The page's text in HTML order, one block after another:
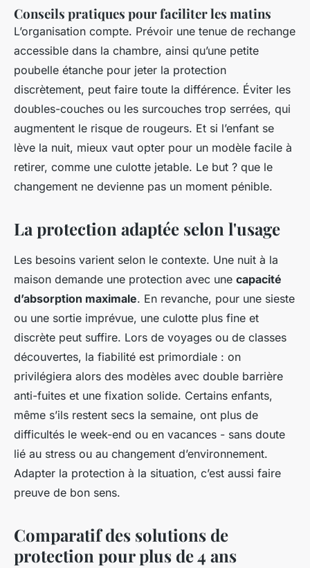
Conseils pratiques pour faciliter les matins
L’organisation compte. Prévoir une tenue de rechange
accessible dans la chambre, ainsi qu’une petite
poubelle étanche pour jeter la protection
discrètement, peut faire toute la différence. Éviter les
doubles-couches ou les surcouches trop serrées, qui
augmentent le risque de rougeurs. Et si l’enfant se
lève la nuit, mieux vaut opter pour un modèle facile à
retirer, comme une culotte jetable. Le but ? que le
changement ne devienne pas un moment pénible.
La protection adaptée selon l'usage
Les besoins varient selon le contexte. Une nuit à la
maison demande une protection avec une capacité
d’absorption maximale. En revanche, pour une sieste
ou une sortie imprévue, une culotte plus fine et
discrète peut suffire. Lors de voyages ou de classes
découvertes, la fiabilité est primordiale : on
privilégiera alors des modèles avec double barrière
anti-fuites et une fixation solide. Certains enfants,
même s’ils restent secs la semaine, ont plus de
difficultés le week-end ou en vacances - sans doute
lié au stress ou au changement d’environnement.
Adapter la protection à la situation, c’est aussi faire
preuve de bon sens.
Comparatif des solutions de
protection pour plus de 4 ans